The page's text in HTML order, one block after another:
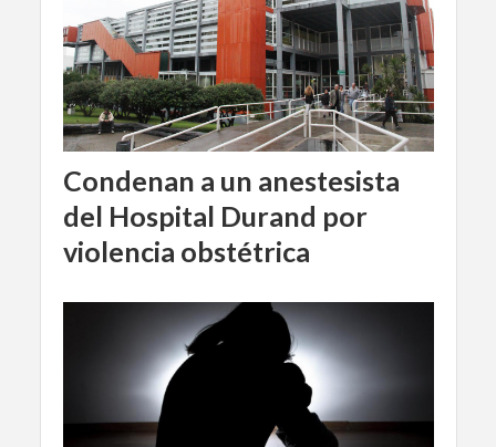
Condenan a un anestesista
del Hospital Durand por
violencia obstétrica